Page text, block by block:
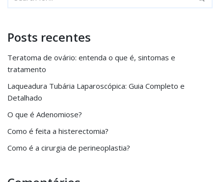
Posts recentes
Teratoma de ovário: entenda o que é, sintomas e
tratamento
Laqueadura Tubária Laparoscópica: Guia Completo e
Detalhado
O que é Adenomiose?
Como é feita a histerectomia?
Como é a cirurgia de perineoplastia?